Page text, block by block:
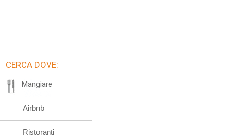
CERCA DOVE:
Mangiare
Airbnb
Ristoranti